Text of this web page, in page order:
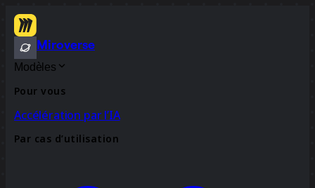
Miroverse
Modèles
Pour vous
Accélération par l’IA
Par cas d’utilisation